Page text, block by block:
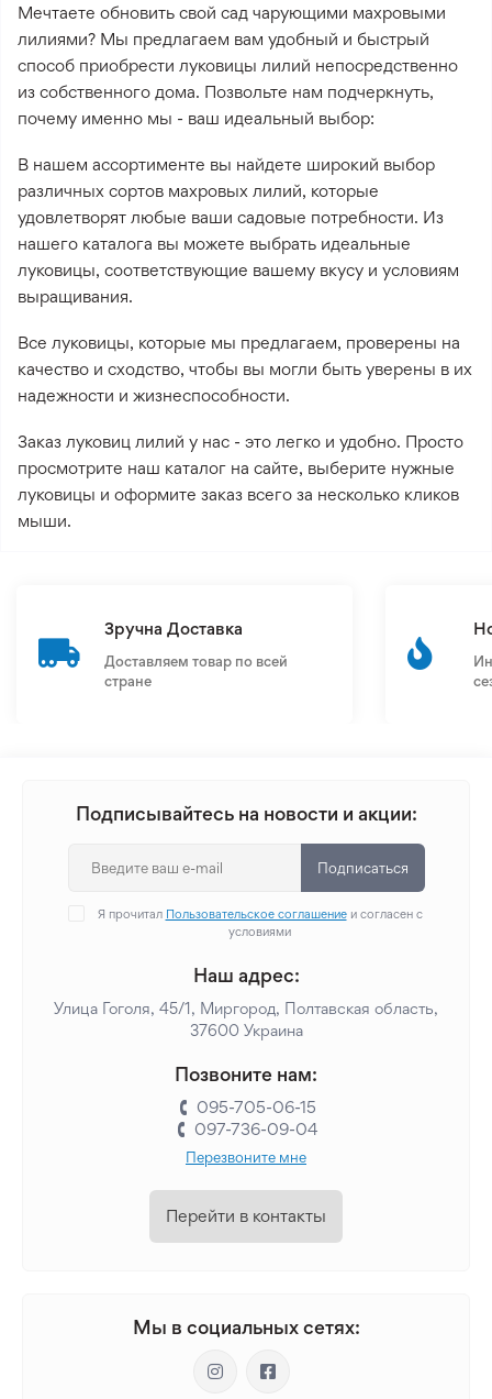
Мечтаете обновить свой сад чарующими махровыми
лилиями? Мы предлагаем вам удобный и быстрый
способ приобрести луковицы лилий непосредственно
из собственного дома. Позвольте нам подчеркнуть,
почему именно мы - ваш идеальный выбор:
В нашем ассортименте вы найдете широкий выбор
различных сортов махровых лилий, которые
удовлетворят любые ваши садовые потребности. Из
нашего каталога вы можете выбрать идеальные
луковицы, соответствующие вашему вкусу и условиям
выращивания.
Все луковицы, которые мы предлагаем, проверены на
качество и сходство, чтобы вы могли быть уверены в их
надежности и жизнеспособности.
Заказ луковиц лилий у нас - это легко и удобно. Просто
просмотрите наш каталог на сайте, выберите нужные
луковицы и оформите заказ всего за несколько кликов
мыши.
Зручна Доставка
Доставляем товар по всей
стране
Подписывайтесь на новости и акции:
Подписаться
Я прочитал Пользовательское соглашениеи согласен с
условиями
Наш адрес:
Улица Гоголя, 45/1, Миргород, Полтавская область,
37600 Украина
Позвоните нам:
095-705-06-15
097-736-09-04
Перезвоните мне
Перейти в контакты
Мы в социальных сетях: